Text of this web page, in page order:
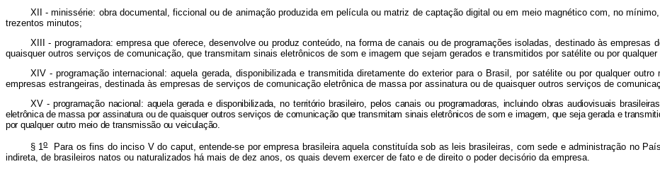
XII - minissérie: obra documental, ficcional ou de animação produzida em película ou matriz de captação digital ou em meio magnético com, no
trezentos minutos;
XIII - programadora: empresa que oferece, desenvolve ou produz conteúdo, na forma de canais ou de programações isoladas, destinado às
quaisquer outros serviços de comunicação, que transmitam sinais eletrônicos de som e imagem que sejam gerados e transmitidos por satélite ou por
XIV - programação internacional: aquela gerada, disponibilizada e transmitida diretamente do exterior para o Brasil, por satélite ou por qualquer
empresas estrangeiras, destinada às empresas de serviços de comunicação eletrônica de massa por assinatura ou de quaisquer outros serviços de
XV - programação nacional: aquela gerada e disponibilizada, no território brasileiro, pelos canais ou programadoras, incluindo obras audiovisuais
eletrônica de massa por assinatura ou de quaisquer outros serviços de comunicação que transmitam sinais eletrônicos de som e imagem, que seja gerada e
por qualquer outro meio de transmissão ou veiculação.
§ 1oPara os fins do inciso V do caput, entende-se por empresa brasileira aquela constituída sob as leis brasileiras, com sede e administração no
indireta, de brasileiros natos ou naturalizados há mais de dez anos, os quais devem exercer de fato e de direito o poder decisório da empresa.